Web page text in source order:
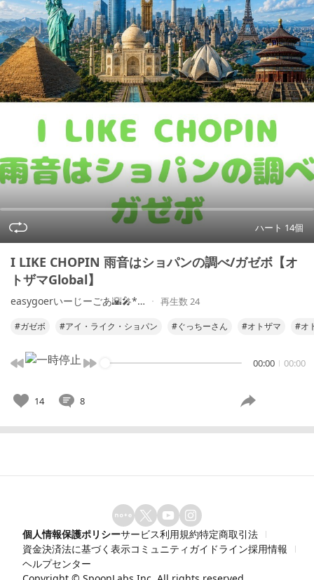
ハート 14個
I LIKE CHOPIN 雨音はショパンの調べ/ガゼボ【オ
トザマGlobal】
easygoerいーじーごあ🌇🎤*… 再生数 24
#ガゼボ #アイ・ライク・ショパン #ぐっちーさん #オトザマ #オ
00:00 00:00
14 8
個人情報保護ポリシーサービス利用規約特定商取引法
資金決済法に基づく表示コミュニティガイドライン採用情報
ヘルプセンター